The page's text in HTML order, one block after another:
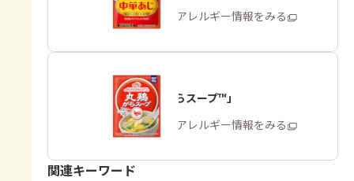
商品・アレルギー情報をみる
「丸鶏がらスープ™」
商品・アレルギー情報をみる
関連キーワード